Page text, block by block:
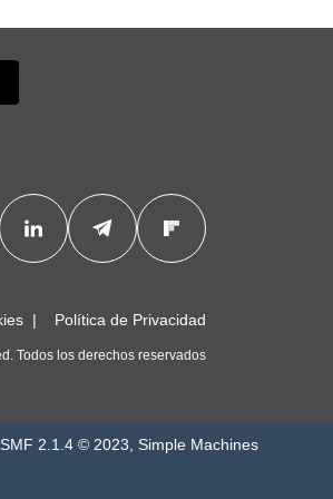
Política de Privacidad
Todos los derechos reservados
SMF 2.1.4 © 2023, Simple Machines